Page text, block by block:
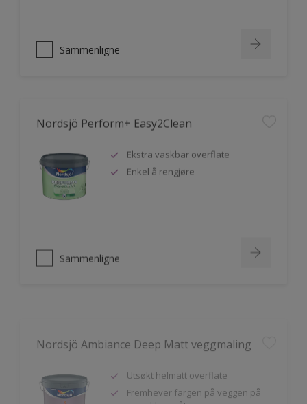
Sammenligne
Nordsjö Perform+ Easy2Clean
Ekstra vaskbar overflate
Enkel å rengjøre
Sammenligne
Utsøkt helmatt overflate
en vakker måte
HD Colour Technology